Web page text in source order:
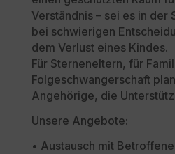
Verständnis – sei es in der
bei schwierigen
dem Verlust eines Kindes.
Für Sterneneltern, für
Folgeschwangerschaft
Angehörige, die
Unsere Angebote:
• Austausch mit